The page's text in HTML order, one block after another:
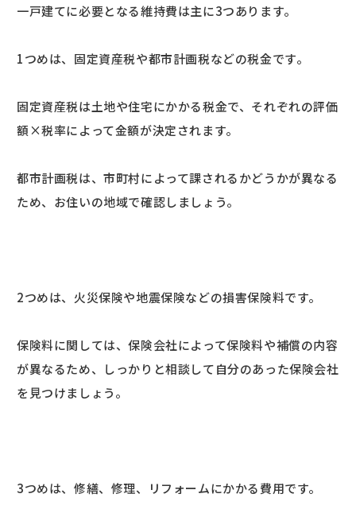
一戸建てに必要となる維持費は主に3つあります。
1つめは、固定資産税や都市計画税などの税金です。
固定資産税は土地や住宅にかかる税金で、それぞれの評価
額×税率によって金額が決定されます。
都市計画税は、市町村によって課されるかどうかが異なる
ため、お住いの地域で確認しましょう。
2つめは、火災保険や地震保険などの損害保険料です。
保険料に関しては、保険会社によって保険料や補償の内容
が異なるため、しっかりと相談して自分のあった保険会社
を見つけましょう。
3つめは、修繕、修理、リフォームにかかる費用です。